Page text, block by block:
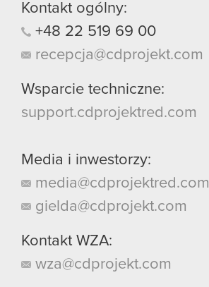
Kontakt ogólny:
+48 22 519 69 00
recepcja@cdprojekt.com
Wsparcie techniczne:
support.cdprojektred.com
Media i inwestorzy:
media@cdprojektred.com
gielda@cdprojekt.com
Kontakt WZA:
wza@cdprojekt.com